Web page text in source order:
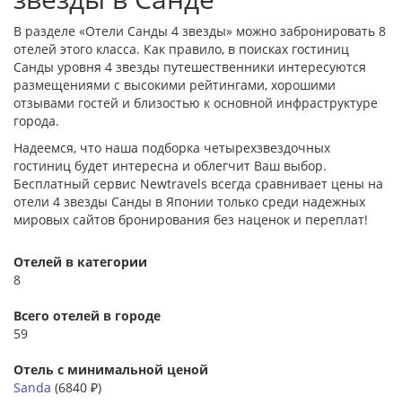
В разделе «Отели Санды 4 звезды» можно забронировать 8
отелей этого класса. Как правило, в поисках гостиниц
Санды уровня 4 звезды путешественники интересуются
размещениями с высокими рейтингами, хорошими
отзывами гостей и близостью к основной инфраструктуре
города.
Надеемся, что наша подборка четырехзвездочных
гостиниц будет интересна и облегчит Ваш выбор.
Бесплатный сервис Newtravels всегда сравнивает цены на
отели 4 звезды Санды в Японии только среди надежных
мировых сайтов бронирования без наценок и переплат!
Отелей в категории
8
Всего отелей в городе
59
Отель с минимальной ценой
Sanda (6840 ₽)